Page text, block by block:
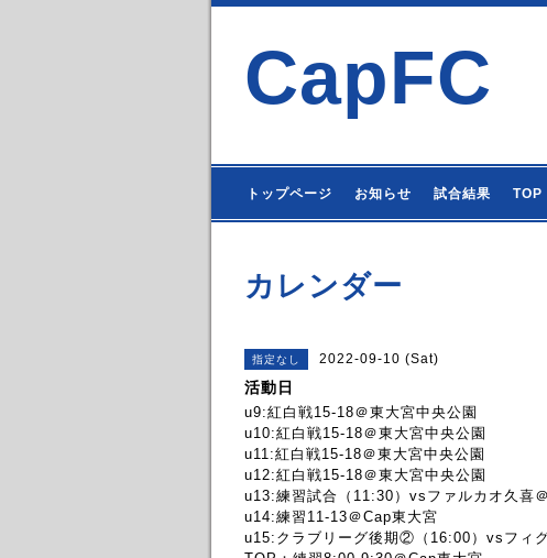
CapFC
トップページ お知らせ 試合結果 TOP
カレンダー
指定なし 2022-09-10 (Sat)
活動日
u9:紅白戦15-18＠東大宮中央公園
u10:紅白戦15-18＠東大宮中央公園
u11:紅白戦15-18＠東大宮中央公園
u12:紅白戦15-18＠東大宮中央公園
u13:練習試合（11:30）vsファルカオ久喜
u14:練習11-13＠Cap東大宮
u15:クラブリーグ後期②（16:00）vsフィ